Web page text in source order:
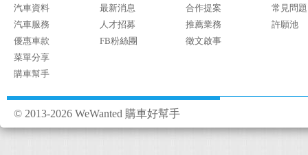
汽車資料
汽車服務
優惠車款
菜單分享
購車幫手
最新消息
人才招募
FB粉絲團
合作提案
推薦業務
徵文啟事
常見問題
許願池
© 2013-2026 WeWanted 購車好幫手